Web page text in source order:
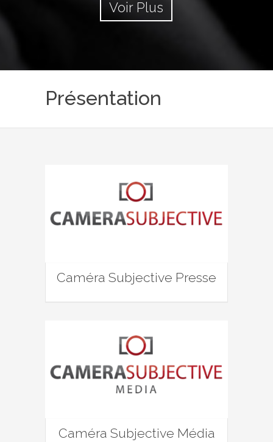
Voir Plus
Présentation
Caméra Subjective Presse
Caméra Subjective Média